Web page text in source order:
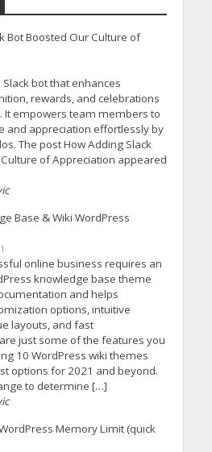
Bot Boosted Our Culture of
Slack bot that enhances
rewards, and celebrations
It empowers team members to
and appreciation effortlessly by
The post How Adding Slack
of Appreciation appeared
Base & Wiki WordPress
online business requires an
knowledge base theme
and helps
options, intuitive
layouts, and fast
just some of the features you
10 WordPress wiki themes
options for 2021 and beyond.
to determine […]
Memory Limit (quick